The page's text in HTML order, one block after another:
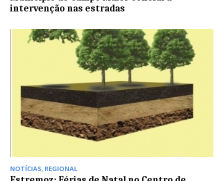
intervenção nas estradas
NOTÍCIAS REGIONAL